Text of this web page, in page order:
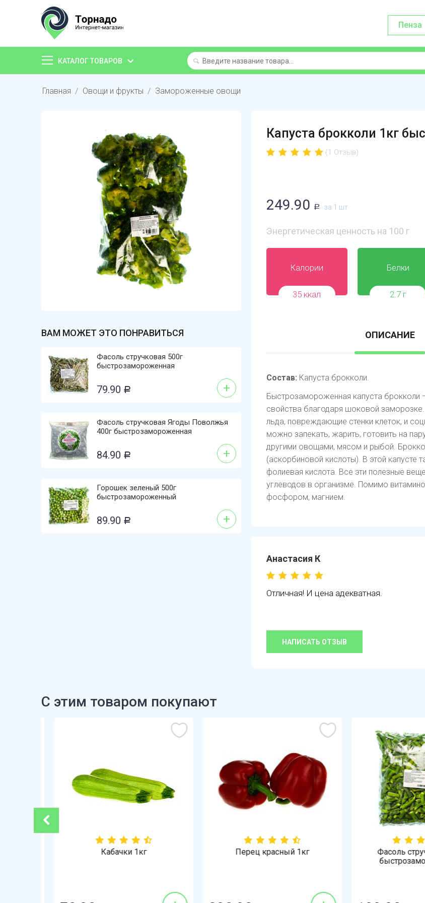
Пенза
КАТАЛОГ ТОВАРОВ
Главная / Овощи и фрукты / Замороженные овощи
ВАМ МОЖЕТ ЭТО ПОНРАВИТЬСЯ
Фасоль стручковая 500г
быстрозамороженная
79.90 Р +
Фасоль стручковая Ягоды Поволжья
400г быстрозамороженная
84.90 Р +
Горошек зеленый 500г
быстрозамороженный
89.90 Р +
Капуста брокколи 1кг
(1 Отзыв)
249.90 Р за 1 шт
Энергетическая ценность на 100 г
Калории
35 ккал
Белки
2.7 г
ОПИСАНИЕ
Состав: Капуста брокколи.
Быстрозамороженная капуста брокколи
свойства благодаря шоковой
льда, повреждающие стенки клеток, и
можно запекать, жарить, готовить на
другими овощами, мясом и рыбой.
(аскорбиновой кислоты). В этой капусте
фолиевая кислота. Все эти полезные
углеводов в организме. Помимо
фосфором, магнием.
Анастасия К
Отличная! И цена адекватная.
НАПИСАТЬ ОТЗЫВ
С этим товаром покупают
Кабачки 1кг Перец красный 1кг
Фасоль